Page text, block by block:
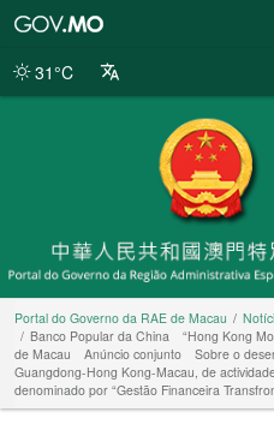
da
31°C
Portal do Governo da RAE de Macau
Banco Popular da China “Hong Kong
de Macau Anúncio conjunto Sobre o
Guangdong-Hong Kong-Macau, de
denominado por “Gestão Financeira